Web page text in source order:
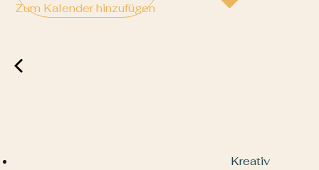
Zum Kalender hinzufügen
Kreativ